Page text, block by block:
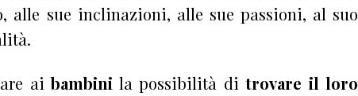
alle sue inclinazioni, alle sue passioni, al suo
aibambini la possibilità ditrovare il loro